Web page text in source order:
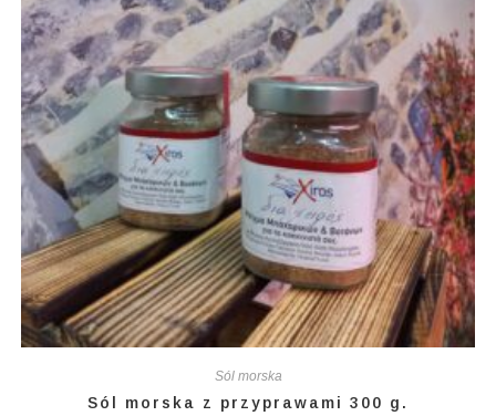
Sól morska
Sól morska z przyprawami 300 g.